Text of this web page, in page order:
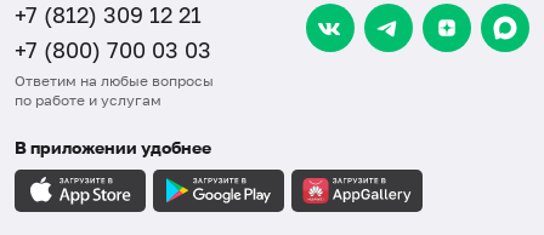
+7 (812) 309 12 21
+7 (800) 700 03 03
Ответим на любые вопросы
по работе и услугам
В приложении удобнее